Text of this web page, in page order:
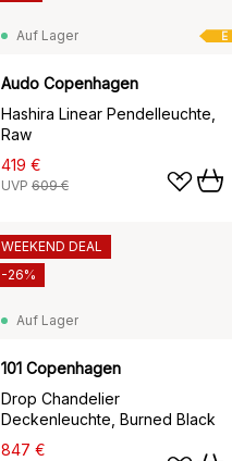
E
Auf Lager
Audo Copenhagen
Hashira Linear Pendelleuchte,
Raw
419 €
UVP 609 €
Auf Lager
101 Copenhagen
Drop Chandelier
Deckenleuchte, Burned Black
847 €
WEEKEND DEAL
-26%